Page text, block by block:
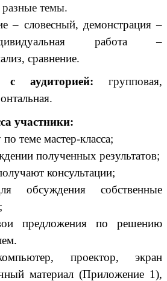
темы.
– словесный, демонстрация –
работа –
сравнение.
аудиторией: групповая,
участники:
теме мастер-класса;
полученных результатов;
консультации;
обсуждения собственные
предложения по решению
проектор, экран
материал (Приложение 1),